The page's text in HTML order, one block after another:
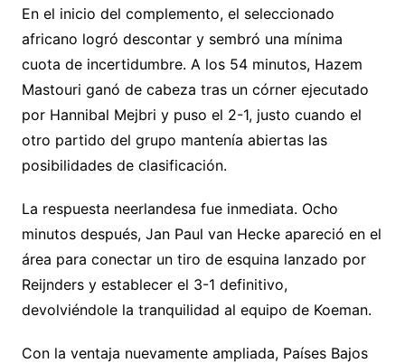
En el inicio del complemento, el seleccionado
africano logró descontar y sembró una mínima
cuota de incertidumbre. A los 54 minutos, Hazem
Mastouri ganó de cabeza tras un córner ejecutado
por Hannibal Mejbri y puso el 2-1, justo cuando el
otro partido del grupo mantenía abiertas las
posibilidades de clasificación.
La respuesta neerlandesa fue inmediata. Ocho
minutos después, Jan Paul van Hecke apareció en el
área para conectar un tiro de esquina lanzado por
Reijnders y establecer el 3-1 definitivo,
devolviéndole la tranquilidad al equipo de Koeman.
Con la ventaja nuevamente ampliada, Países Bajos